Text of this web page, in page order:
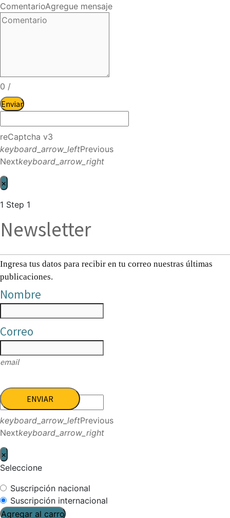
ComentarioAgregue mensaje
0 /
Enviar
reCaptcha v3
keyboard_arrow_leftPrevious
Nextkeyboard_arrow_right
×
1 Step 1
Newsletter
Ingresa tus datos para recibir en tu correo nuestras últimas
publicaciones.
Nombre
Correo
email
ENVIAR
keyboard_arrow_leftPrevious
Nextkeyboard_arrow_right
×
Seleccione
Suscripción nacional
Suscripción internacional
Agregar al carro